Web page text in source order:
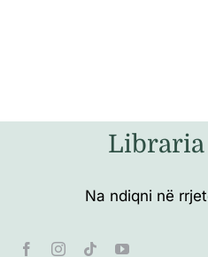
Na ndiqni në